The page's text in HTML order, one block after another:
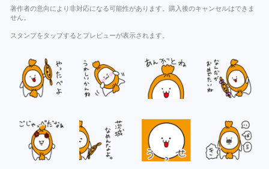
著作者の意向により非対応になる可能性があります。購入後のキャンセルはできま
せん。
スタンプをタップするとプレビューが表示されます。